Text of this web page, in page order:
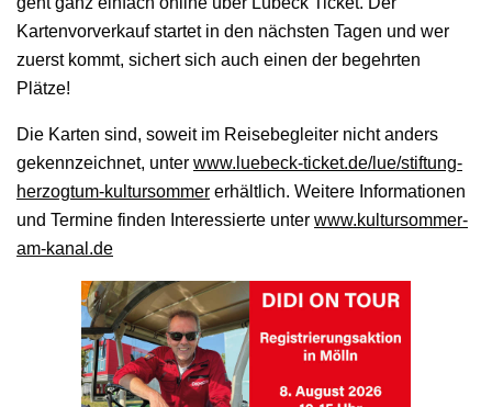
Kartenvorverkauf startet in den nächsten Tagen und wer
zuerst kommt, sichert sich auch einen der begehrten
Plätze!
Die Karten sind, soweit im Reisebegleiter nicht anders
gekennzeichnet, unter www.luebeck-ticket.de/lue/stiftung-
herzogtum-kultursommer erhältlich. Weitere Informationen
und Termine finden Interessierte unter www.kultursommer-
am-kanal.de